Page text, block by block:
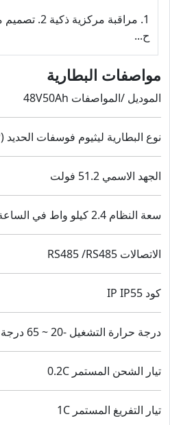
ح...
مواصفات البطارية
الموديل /المواصفات 48V50Ah
نوع البطارية ليثيوم فوسفات الحديد (LFP) （32700
الجهد الاسمي 51.2 فولت
سعة النظام 2.4 كيلو واط في الساعة
الاتصالات RS485 /RS485
كود IP IP55
درجة حرارة التشغيل -20 ~ 65 درجة مئوية
تيار الشحن المستمر 0.2C
تيار التفريغ المستمر 1C